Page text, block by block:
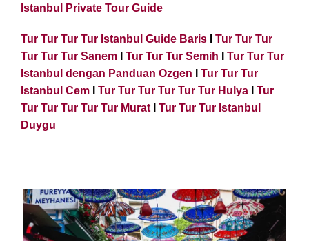
Istanbul Private Tour Guide
Tur Tur Tur Tur Istanbul Guide Baris
Tur Tur Tur
Tur Tur Tur Sanem
Tur Tur Tur Semih
Tur Tur Tur
Istanbul dengan Panduan Ozgen
Tur Tur Tur
Istanbul Cem
Tur Tur Tur Tur Tur Tur Hulya
Tur
Tur Tur Tur Tur Tur Murat
Tur Tur Tur Istanbul
Duygu